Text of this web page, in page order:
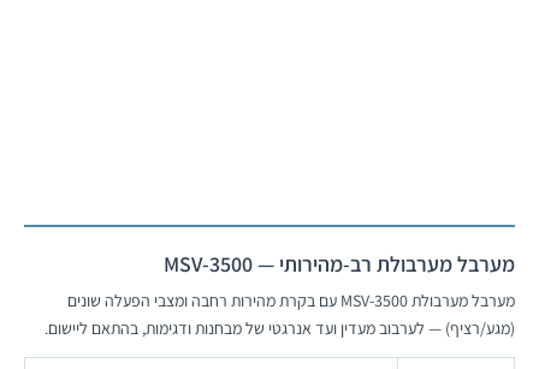
מערבל מערבולת רב-מהירותי — MSV-3500
מערבל מערבולת MSV-3500 עם בקרת מהירות רחבה ומצבי הפעלה שונים
(מגע/רציף) — לערבוב מעדין ועד אנרגטי של מבחנות ודגימות, בהתאם ליישום.